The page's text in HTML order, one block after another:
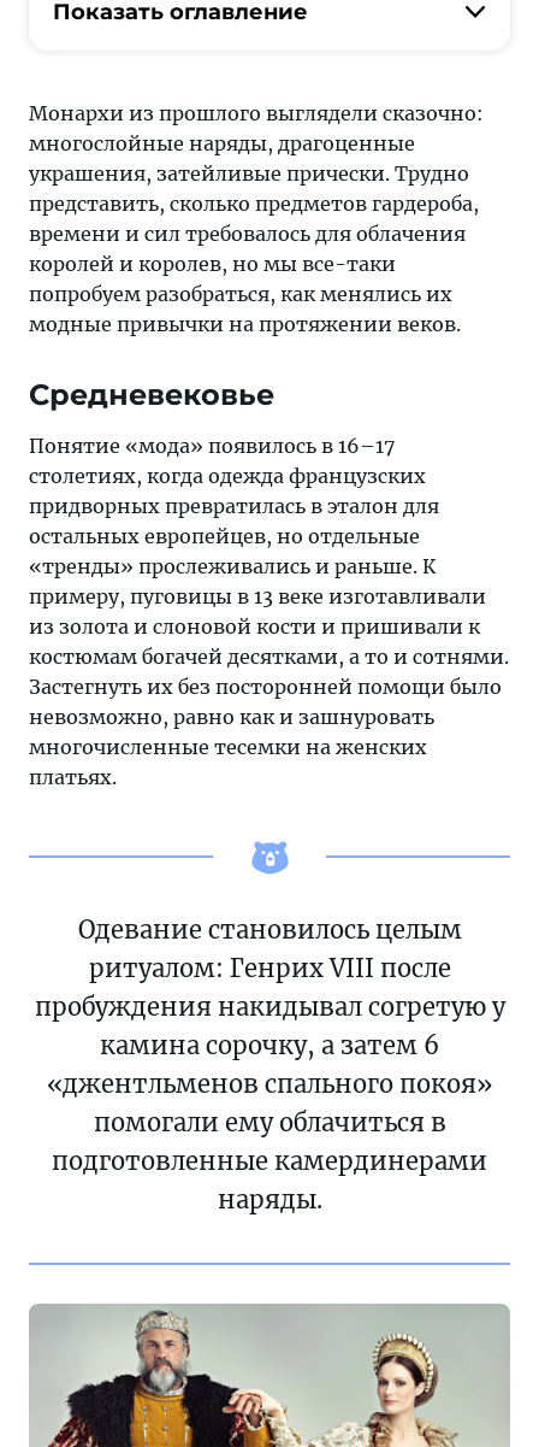
сколько
требовалось
для
облачения
королей
королев,
мы
таки
попробуем
разобраться,
как
менялись
их
модные
привычки
на
протяжении
веков
Показать оглавление
Монархи из прошлого выглядели сказочно:
многослойные наряды, драгоценные
украшения, затейливые прически. Трудно
представить, сколько предметов гардероба,
времени и сил требовалось для облачения
королей и королев, но мы все-таки
попробуем разобраться, как менялись их
модные привычки на протяжении веков.
Средневековье
Понятие «мода» появилось в 16–17
столетиях, когда одежда французских
придворных превратилась в эталон для
остальных европейцев, но отдельные
«тренды» прослеживались и раньше. К
примеру, пуговицы в 13 веке изготавливали
из золота и слоновой кости и пришивали к
костюмам богачей десятками, а то и сотнями.
Застегнуть их без посторонней помощи было
невозможно, равно как и зашнуровать
многочисленные тесемки на женских
платьях.
Одевание становилось целым
ритуалом: Генрих VIII после
пробуждения накидывал согретую у
камина сорочку, а затем 6
«джентльменов спального покоя»
помогали ему облачиться в
подготовленные камердинерами
наряды.